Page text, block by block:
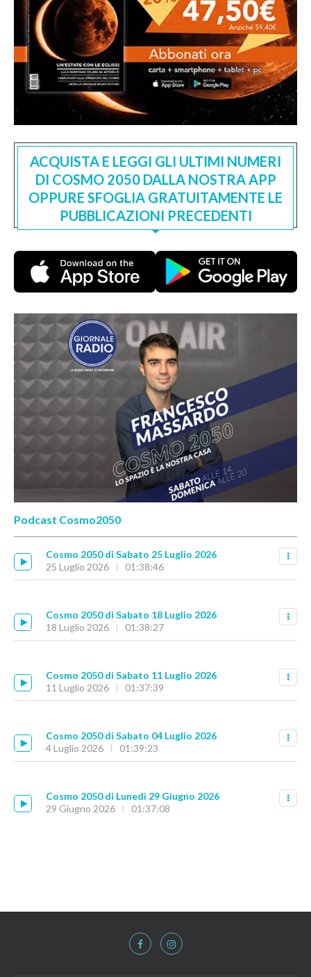
ACQUISTA E LEGGI GLI ULTIMI NUMERI
DI COSMO 2050 DALLA NOSTRA APP
OPPURE SFOGLIA GRATUITAMENTE LE
PUBBLICAZIONI PRECEDENTI
Podcast Cosmo2050
Cosmo 2050 di Sabato 25 Luglio 2026
25 Luglio 2026
01:38:46
Cosmo 2050 di Sabato 18 Luglio 2026
18 Luglio 2026
01:38:27
Cosmo 2050 di Sabato 11 Luglio 2026
11 Luglio 2026
01:37:39
Cosmo 2050 di Sabato 04 Luglio 2026
4 Luglio 2026
01:39:23
Cosmo 2050 di Lunedì 29 Giugno 2026
29 Giugno 2026
01:37:08